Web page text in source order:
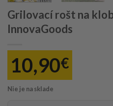
Grilovací rošt na
InnovaGoods
10,90€
Nie je na sklade